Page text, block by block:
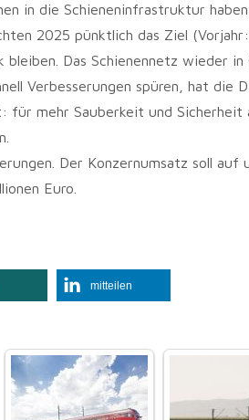
in die Schieneninfrastruktur
2025 pünktlich das Ziel
Das Schienennetz wieder in
Verbesserungen spüren, hat die
für mehr Sauberkeit und Sicherheit
Der Konzernumsatz soll auf
Euro.
mitteilen